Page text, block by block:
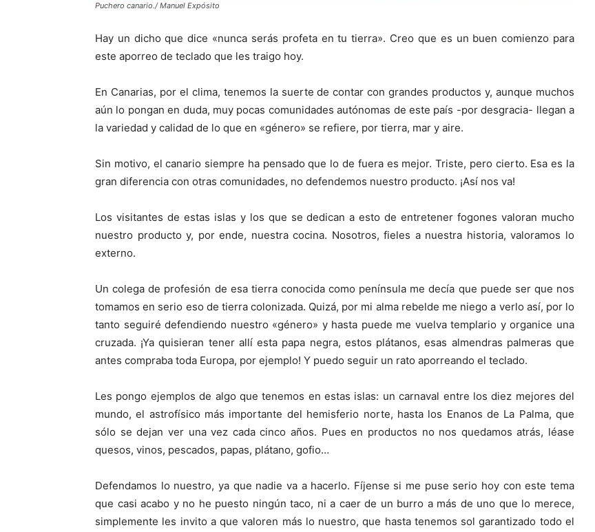
Puchero canario./ Manuel Expósito
Hay un dicho que dice «nunca serás profeta en tu tierra». Creo que es un buen comienzo para
este aporreo de teclado que les traigo hoy.
En Canarias, por el clima, tenemos la suerte de contar con grandes productos y, aunque muchos
aún lo pongan en duda, muy pocas comunidades autónomas de este país -por desgracia- llegan a
la variedad y calidad de lo que en «género» se refiere, por tierra, mar y aire.
Sin motivo, el canario siempre ha pensado que lo de fuera es mejor. Triste, pero cierto. Esa es la
gran diferencia con otras comunidades, no defendemos nuestro producto. ¡Así nos va!
Los visitantes de estas islas y los que se dedican a esto de entretener fogones valoran mucho
nuestro producto y, por ende, nuestra cocina. Nosotros, fieles a nuestra historia, valoramos lo
externo.
Un colega de profesión de esa tierra conocida como península me decía que puede ser que nos
tomamos en serio eso de tierra colonizada. Quizá, por mi alma rebelde me niego a verlo así, por lo
tanto seguiré defendiendo nuestro «género» y hasta puede me vuelva templario y organice una
cruzada. ¡Ya quisieran tener allí esta papa negra, estos plátanos, esas almendras palmeras que
antes compraba toda Europa, por ejemplo! Y puedo seguir un rato aporreando el teclado.
Les pongo ejemplos de algo que tenemos en estas islas: un carnaval entre los diez mejores del
mundo, el astrofísico más importante del hemisferio norte, hasta los Enanos de La Palma, que
sólo se dejan ver una vez cada cinco años. Pues en productos no nos quedamos atrás, léase
quesos, vinos, pescados, papas, plátano, gofio…
Defendamos lo nuestro, ya que nadie va a hacerlo. Fíjense si me puse serio hoy con este tema
que casi acabo y no he puesto ningún taco, ni a caer de un burro a más de uno que lo merece,
simplemente les invito a que valoren más lo nuestro, que hasta tenemos sol garantizado todo el